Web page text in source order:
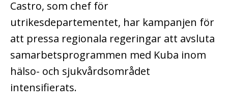
Castro, som chef för
utrikesdepartementet, har kampanjen för
att pressa regionala regeringar att avsluta
samarbetsprogrammen med Kuba inom
hälso- och sjukvårdsområdet
intensifierats.